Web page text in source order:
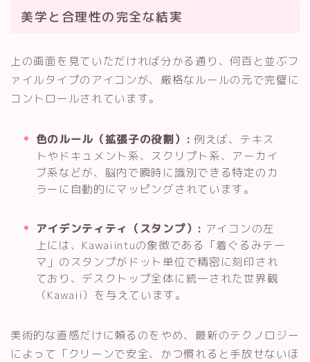
美学と合理性の完全な結実
上の画面を見ていただければ分かる通り、何百と並ぶフ
ァイルタイプのアイコンが、厳格なルールの元で完璧に
コントロールされています。
色のルール（拡張子の役割）: 例えば、テキス
トやドキュメント系、スクリプト系、アーカイ
ブ系などが、脳内で瞬時に識別できる特定のカ
ラーに自動的にマッピングされています。
アイデンティティ（スタンプ）: アイコンの左
上には、Kawaiintuの象徴である「着ぐるみテー
マ」のスタンプがドット単位で精密に刻印され
ており、デスクトップ全体に統一された世界観
（Kawaii）を与えています。
美術的な直感だけに頼るのをやめ、最新のテクノロジー
によって「クリーンで安全、かつ慣れると手放せないほ